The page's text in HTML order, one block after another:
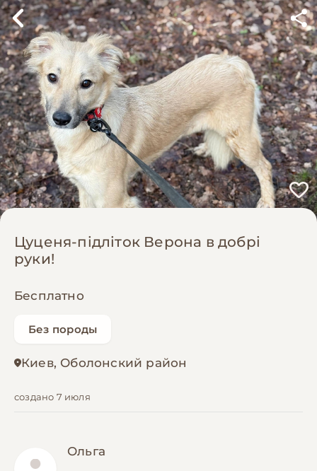
Цуценя-підліток Верона в добрі
руки!
Бесплатно
Без породы
Киев, Оболонский район
создано 7 июля
Ольга